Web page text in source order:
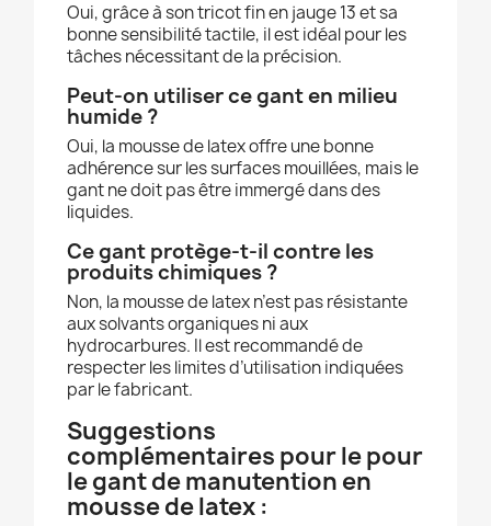
Oui, grâce à son tricot fin en jauge 13 et sa
bonne sensibilité tactile, il est idéal pour les
tâches nécessitant de la précision.
Peut-on utiliser ce gant en milieu
humide ?
Oui, la mousse de latex offre une bonne
adhérence sur les surfaces mouillées, mais le
gant ne doit pas être immergé dans des
liquides.
Ce gant protège-t-il contre les
produits chimiques ?
Non, la mousse de latex n’est pas résistante
aux solvants organiques ni aux
hydrocarbures. Il est recommandé de
respecter les limites d’utilisation indiquées
par le fabricant.
Suggestions
complémentaires pour le pour
le gant de manutention en
mousse de latex :